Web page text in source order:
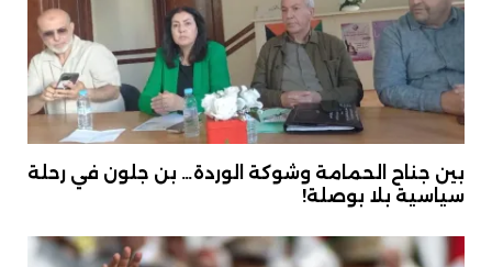
بين جناح الحمامة وشوكة الوردة… بن جلون في رحلة
سياسية بلا بوصلة!